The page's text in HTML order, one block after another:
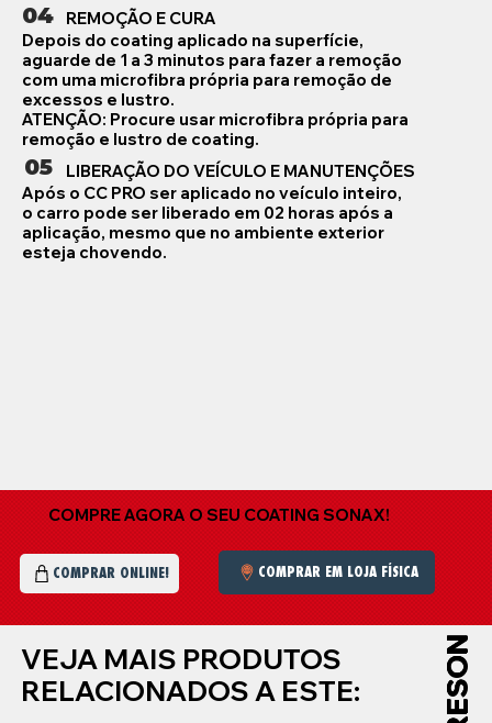
COMPRE AGORA O SEU COATING SONAX!
COMPRAR ONLINE! COMPRAR EM LOJA FÍSICA
VEJA MAIS PRODUTOS
RELACIONADOS A ESTE:
04
REMOÇÃO E CURA
Depois do coating aplicado na superfície,
aguarde de 1 a 3 minutos para fazer a remoção
com uma microfibra própria para remoção de
excessos e lustro.
ATENÇÃO: Procure usar microfibra própria para
remoção e lustro de coating.
05
LIBERAÇÃO DO VEÍCULO E MANUTENÇÕES
Após o CC PRO ser aplicado no veículo inteiro,
o carro pode ser liberado em 02 horas após a
aplicação, mesmo que no ambiente exterior
esteja chovendo.